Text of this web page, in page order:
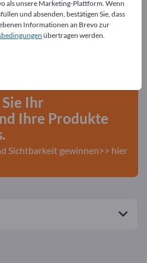
auf
–
Ihr
Ihre Produkte
Sichtbarkeit gewinnen>> hier
als unsere Marketing-Plattform. Wenn
und absenden, bestätigen Sie, dass
Informationen an Brevo zur
übertragen werden.